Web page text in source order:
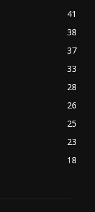
41
38
37
33
28
26
25
23
18